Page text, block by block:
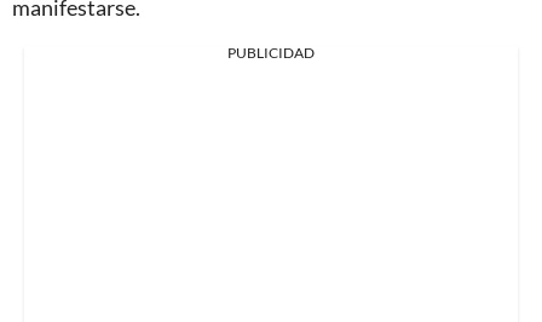
manifestarse.
PUBLICIDAD